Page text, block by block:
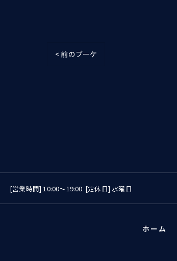
< 前のブーケ
[営業時間] 10:00〜19:00 [定休日] 水曜日
ホーム